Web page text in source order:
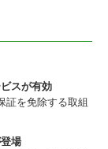
スが有効
証を免除する取組
場